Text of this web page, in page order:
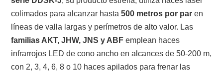
colimados para alcanzar hasta 500 metros por par en
líneas de valla largas y perímetros de alto valor. Las
familias AKT, JHW, JNS y ABF emplean haces
infrarrojos LED de cono ancho en alcances de 50-200 m,
con 2, 3, 4, 6, 8 o 10 haces apilados para frenar las